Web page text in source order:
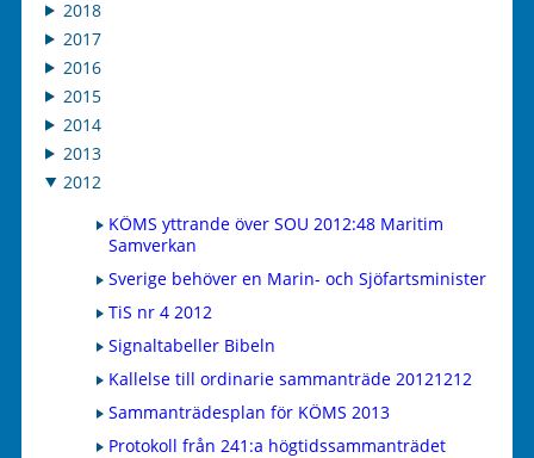
2018
2017
2016
2015
2014
2013
2012
KÖMS yttrande över SOU 2012:48 Maritim
Samverkan
Sverige behöver en Marin- och Sjöfartsminister
TiS nr 4 2012
Signaltabeller Bibeln
Kallelse till ordinarie sammanträde 20121212
Sammanträdesplan för KÖMS 2013
Protokoll från 241:a högtidssammanträdet